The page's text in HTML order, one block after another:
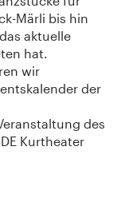
Märli bis hin
aktuelle
hat.
wir
der
des
Kurtheater